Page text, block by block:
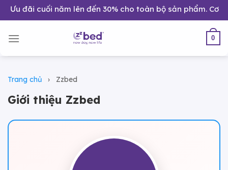
qua
dung
cuối năm lên đến 30% cho toàn bộ sản phẩm. Cơ hội
0
Trang chủ › Zzbed
Giới thiệu Zzbed